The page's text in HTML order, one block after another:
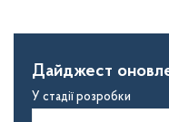
Дайджест
У стадії розробки